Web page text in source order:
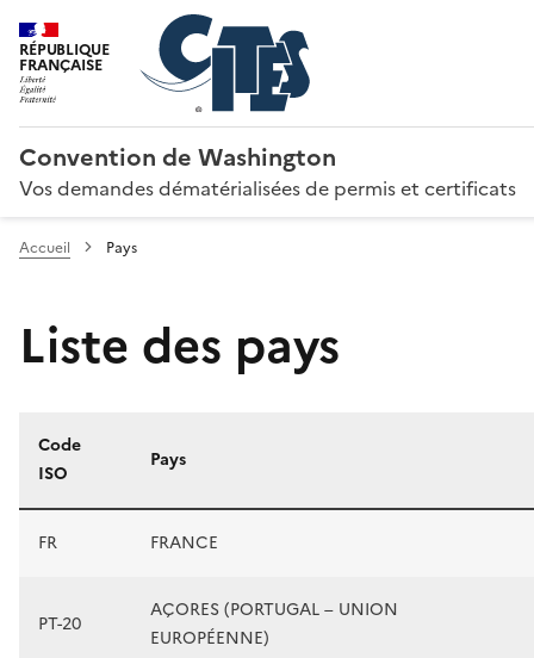
RÉPUBLIQUE
FRANÇAISE
Convention de Washington
Vos demandes dématérialisées de permis et certificats
Accueil Pays
Liste des pays
Liste des pays
Code
ISO
Pays
FR FRANCE
PT-20
AÇORES (PORTUGAL – UNION
EUROPÉENNE)